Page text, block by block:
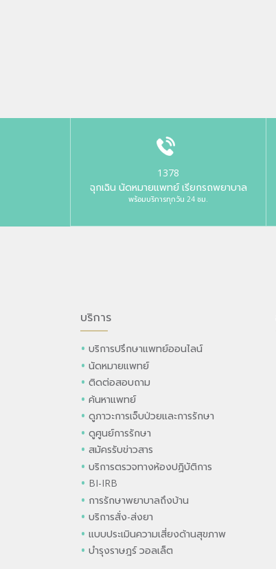
1378
ฉุกเฉิน นัดหมายแพทย์ เรียกรถพยาบาล
พร้อมบริการทุกวัน 24 ชม.
บริการ
บริการปรึกษาแพทย์ออนไลน์
นัดหมายแพทย์
ติดต่อสอบถาม
ค้นหาแพทย์
ดูภาวะการเจ็บป่วยและการรักษา
ดูศูนย์การรักษา
สมัครรับข่าวสาร
บริการตรวจทางห้องปฏิบัติการ
BI-IRB
การรักษาพยาบาลถึงบ้าน
บริการสั่ง-ส่งยา
แบบประเมินความเสี่ยงด้านสุขภาพ
บำรุงราษฎร์ วอลเล็ต